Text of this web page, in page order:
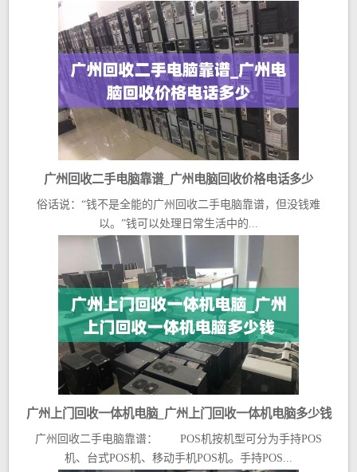
广州回收二手电脑靠谱_广州电脑回收价格电话多少
俗话说：“钱不是全能的广州回收二手电脑靠谱，但没钱难
以。”钱可以处理日常生活中的...
广州上门回收一体机电脑_广州上门回收一体机电脑多少钱
广州回收二手电脑靠谱： POS机按机型可分为手持POS
机、台式POS机、移动手机POS机。手持POS...